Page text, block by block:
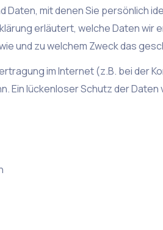
mit denen Sie persönlich
erläutert, welche Daten wir
und zu welchem Zweck das
im Internet (z.B. bei der
Ein lückenloser Schutz der Daten